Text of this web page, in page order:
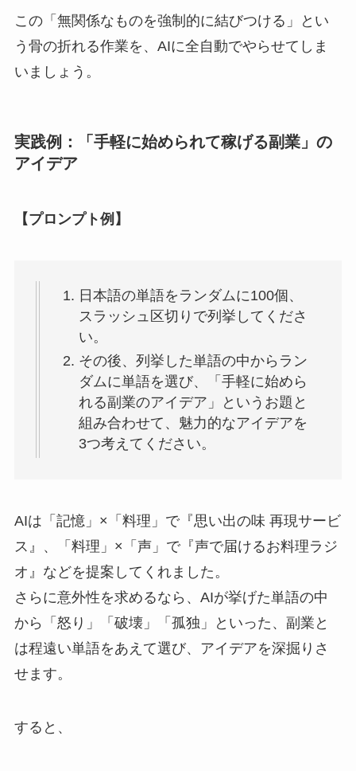
この「無関係なものを強制的に結びつける」とい
う骨の折れる作業を、AIに全自動でやらせてしま
いましょう。
実践例：「手軽に始められて稼げる副業」の
アイデア
【プロンプト例】
日本語の単語をランダムに100個、
スラッシュ区切りで列挙してくださ
い。
その後、列挙した単語の中からラン
ダムに単語を選び、「手軽に始めら
れる副業のアイデア」というお題と
組み合わせて、魅力的なアイデアを
3つ考えてください。
AIは「記憶」×「料理」で『思い出の味 再現サービ
ス』、「料理」×「声」で『声で届けるお料理ラジ
オ』などを提案してくれました。
さらに意外性を求めるなら、AIが挙げた単語の中
から「怒り」「破壊」「孤独」といった、副業と
は程遠い単語をあえて選び、アイデアを深掘りさ
せます。
すると、